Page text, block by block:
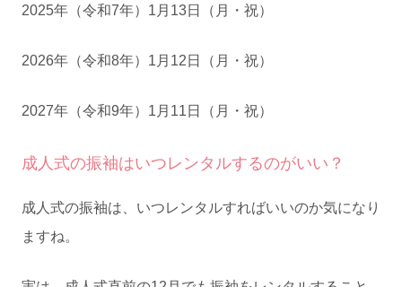
2025年（令和7年）1月13日（月・祝）
2026年（令和8年）1月12日（月・祝）
2027年（令和9年）1月11日（月・祝）
成人式の振袖はいつレンタルするのがいい？
成人式の振袖は、いつレンタルすればいいのか気になり
ますね。